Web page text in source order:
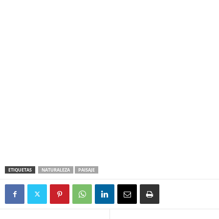
ETIQUETAS NATURALEZA PAISAJE